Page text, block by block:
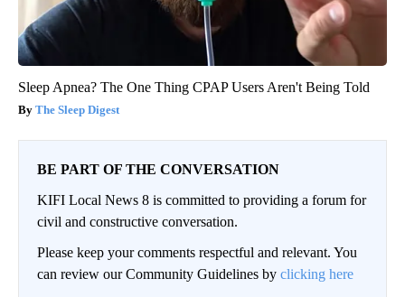
Sleep Apnea? The One Thing CPAP Users Aren't Being Told
The Sleep Digest
BE PART OF THE CONVERSATION
KIFI Local News 8 is committed to providing a forum for
civil and constructive conversation.
Please keep your comments respectful and relevant. You
can review our Community Guidelines by clicking here